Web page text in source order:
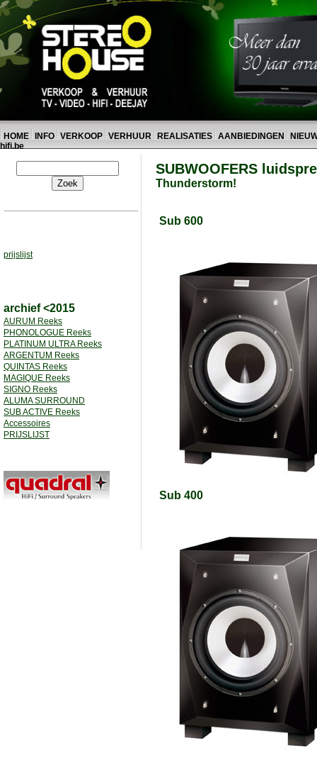
HOME INFO VERKOOP VERHUUR REALISATIES AANBIEDINGEN
hifi.be
prijslijst
archief <2015
AURUM Reeks
PHONOLOGUE Reeks
PLATINUM ULTRA Reeks
ARGENTUM Reeks
QUINTAS Reeks
MAGIQUE Reeks
SIGNO Reeks
ALUMA SURROUND
SUB ACTIVE Reeks
Accessoires
PRIJSLIJST
SUBWOOFERS
Thunderstorm!
Sub 600
Sub 400